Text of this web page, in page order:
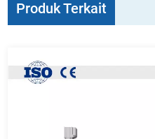
Produk Terkait